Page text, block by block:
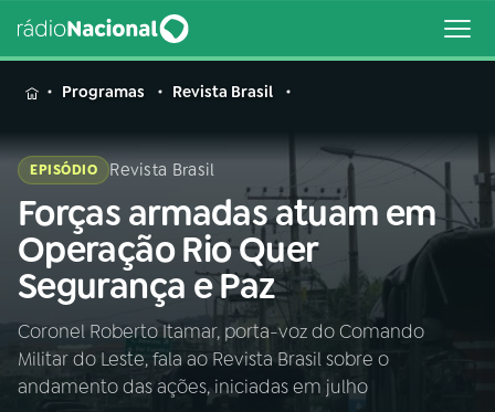
MENU
Buscar
na
Rádio
Nacional
Buscar
AO VIVO
Programas Revista Brasil
EPISÓDIO Revista Brasil
Forças armadas atuam em
Operação Rio Quer
Segurança e Paz
Coronel Roberto Itamar, porta-voz do Comando
Militar do Leste, fala ao Revista Brasil sobre o
andamento das ações, iniciadas em julho